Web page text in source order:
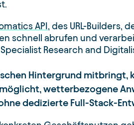
API , des URL-Builders,
schnell abrufen und
Research and
Hintergrund mitbringt,
wetterbezogene
dedizierte Full-Stack-